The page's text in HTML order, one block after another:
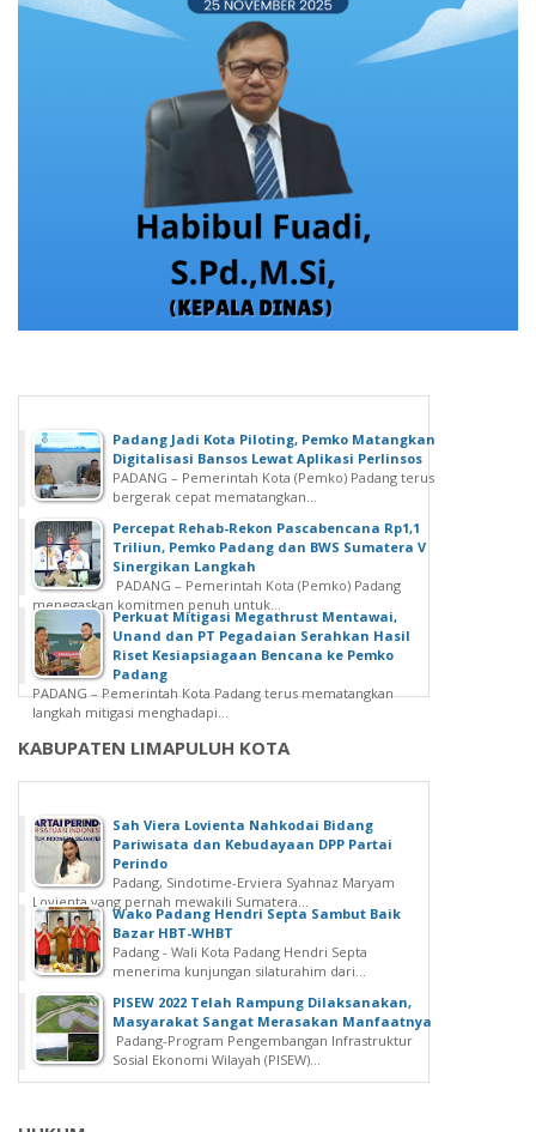
Padang Jadi Kota Piloting, Pemko Matangkan
Digitalisasi Bansos Lewat Aplikasi Perlinsos
PADANG – Pemerintah Kota (Pemko) Padang terus
bergerak cepat mematangkan...
Percepat Rehab-Rekon Pascabencana Rp1,1
Triliun, Pemko Padang dan BWS Sumatera V
Sinergikan Langkah
PADANG – Pemerintah Kota (Pemko) Padang
menegaskan komitmen penuh untuk...
Perkuat Mitigasi Megathrust Mentawai,
Unand dan PT Pegadaian Serahkan Hasil
Riset Kesiapsiagaan Bencana ke Pemko
Padang
PADANG – Pemerintah Kota Padang terus mematangkan
langkah mitigasi menghadapi...
KABUPATEN LIMAPULUH KOTA
Sah Viera Lovienta Nahkodai Bidang
Pariwisata dan Kebudayaan DPP Partai
Perindo
Padang, Sindotime-Erviera Syahnaz Maryam
Lovienta yang pernah mewakili Sumatera...
Wako Padang Hendri Septa Sambut Baik
Bazar HBT-WHBT
Padang - Wali Kota Padang Hendri Septa
menerima kunjungan silaturahim dari...
PISEW 2022 Telah Rampung Dilaksanakan,
Masyarakat Sangat Merasakan Manfaatnya
Padang-Program Pengembangan Infrastruktur
Sosial Ekonomi Wilayah (PISEW)...